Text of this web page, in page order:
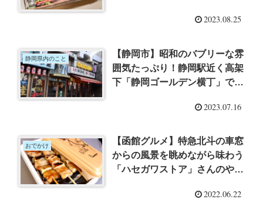
2023.08.25
静岡県内のこと
【静岡市】昭和のバブリーな雰
囲気たっぷり！静岡駅近く高架
下「静岡ゴールデン横丁」でち
2023.07.16
おでかけ
【函館グルメ】特急北斗の車窓
からの風景を眺めながら味わう
「ハセガワストア」さんのやき
さんのチキン【北海道新婚旅行
2022.06.22